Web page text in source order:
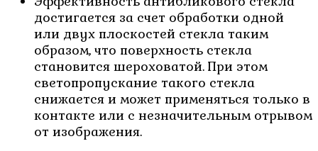
достигается за счет обработки одной
или двух плоскостей стекла таким
образом, что поверхность стекла
становится шероховатой. При этом
светопропускание такого стекла
снижается и может применяться только в
контакте или с незначительным отрывом
от изображения.